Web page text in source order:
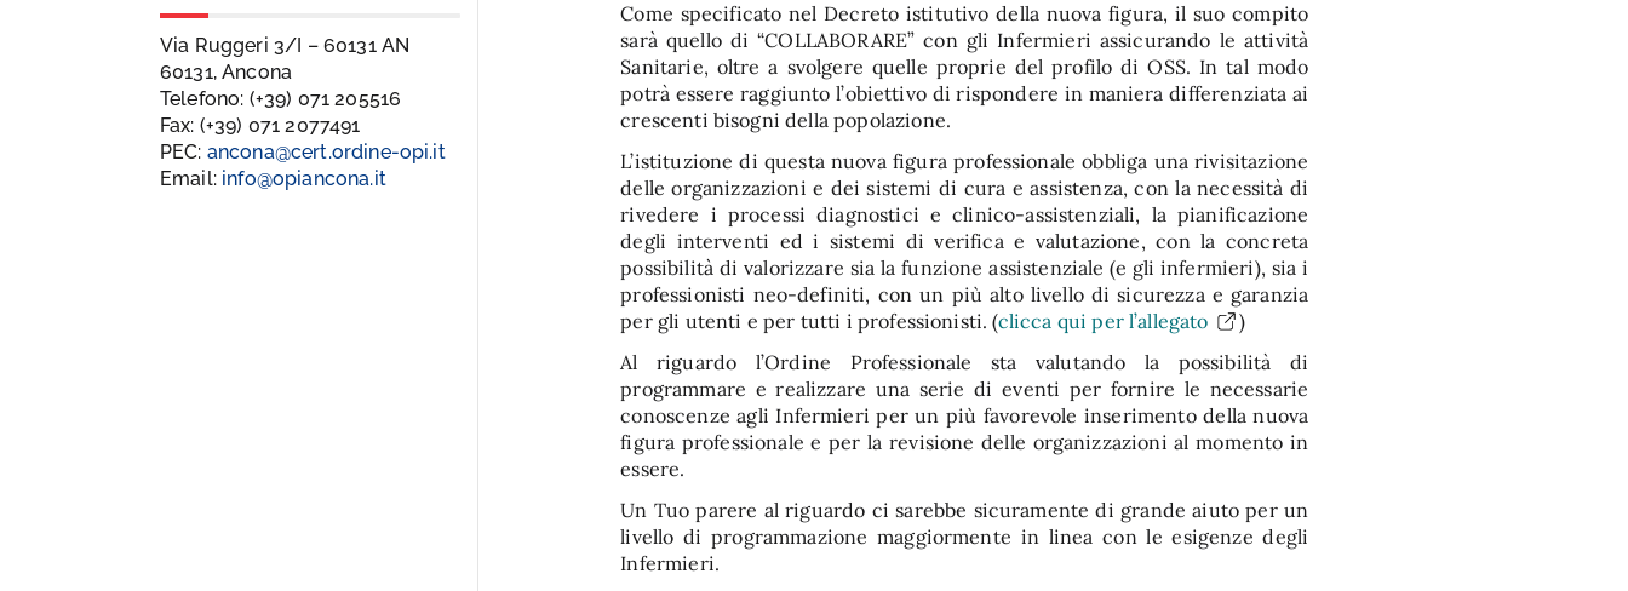
Via Ruggeri 3/I – 60131 AN
60131, Ancona
Telefono: (+39) 071 205516
Fax: (+39) 071 2077491
PEC: ancona@cert.ordine-opi.it
Email: info@opiancona.it
Come specificato nel Decreto istitutivo della nuova figura, il suo compito
sarà quello di “COLLABORARE” con gli Infermieri assicurando le attività
Sanitarie, oltre a svolgere quelle proprie del profilo di OSS. In tal modo
potrà essere raggiunto l’obiettivo di rispondere in maniera differenziata ai
crescenti bisogni della popolazione.
L’istituzione di questa nuova figura professionale obbliga una rivisitazione
delle organizzazioni e dei sistemi di cura e assistenza, con la necessità di
rivedere i processi diagnostici e clinico-assistenziali, la pianificazione
degli interventi ed i sistemi di verifica e valutazione, con la concreta
possibilità di valorizzare sia la funzione assistenziale (e gli infermieri), sia i
professionisti neo-definiti, con un più alto livello di sicurezza e garanzia
per gli utenti e per tutti i professionisti. (clicca qui per l’allegato
)
Al riguardo l’Ordine Professionale sta valutando la possibilità di
programmare e realizzare una serie di eventi per fornire le necessarie
conoscenze agli Infermieri per un più favorevole inserimento della nuova
figura professionale e per la revisione delle organizzazioni al momento in
essere.
Un Tuo parere al riguardo ci sarebbe sicuramente di grande aiuto per un
livello di programmazione maggiormente in linea con le esigenze degli
Infermieri.